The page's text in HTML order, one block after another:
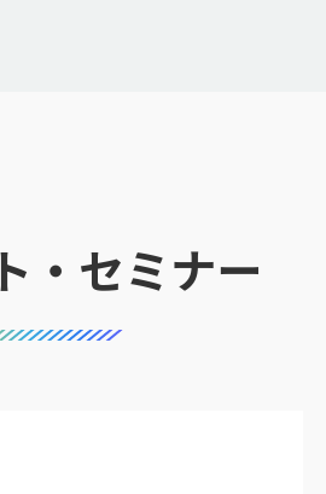
・セミナー